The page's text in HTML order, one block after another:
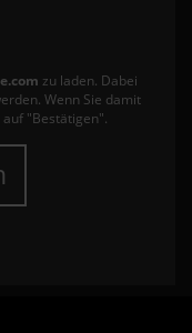
zu laden. Dabei
Wenn Sie damit
"Bestätigen".